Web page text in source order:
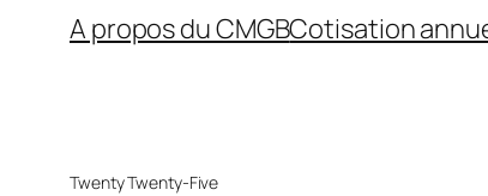
A propos du CMGBCotisation
Twenty Twenty-Five